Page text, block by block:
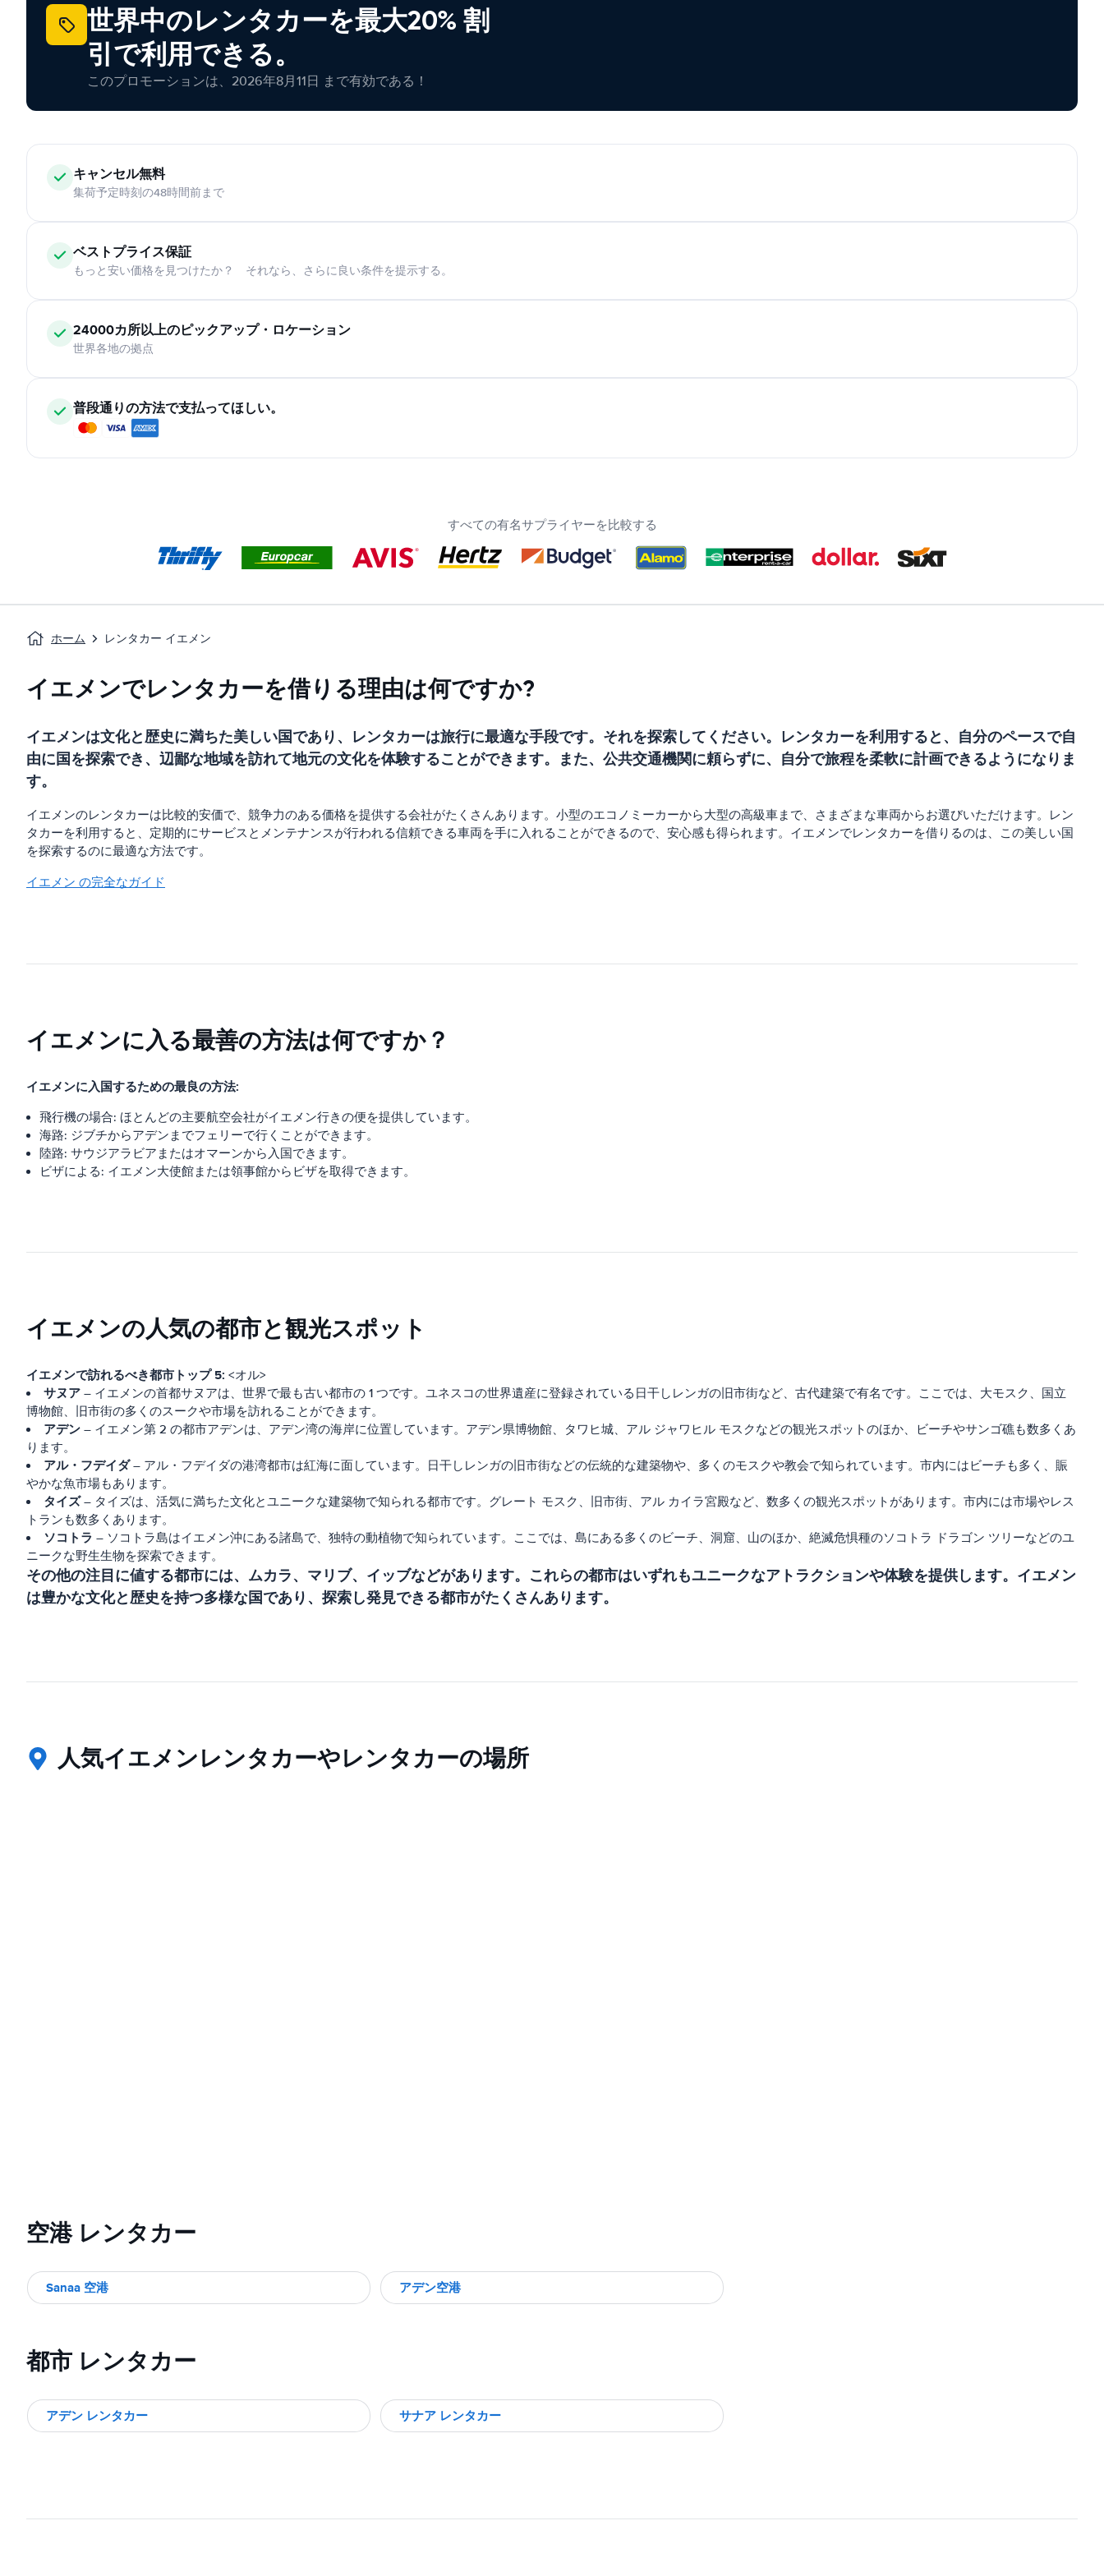
世界中のレンタカーを最大20% 割
引で利用できる。
このプロモーションは、2026年8月11日 まで有効である！
キャンセル無料
集荷予定時刻の48時間前まで
ベストプライス保証
もっと安い価格を見つけたか？ それなら、さらに良い条件を提示する。
24000カ所以上のピックアップ・ロケーション
世界各地の拠点
普段通りの方法で支払ってほしい。
すべての有名サプライヤーを比較する
ホーム レンタカー イエメン
イエメンでレンタカーを借りる理由は何ですか?
イエメンは文化と歴史に満ちた美しい国であり、レンタカーは旅行に最適な手段です。それを探索してください。レンタカーを利用すると、自分のペースで自
由に国を探索でき、辺鄙な地域を訪れて地元の文化を体験することができます。また、公共交通機関に頼らずに、自分で旅程を柔軟に計画できるようになりま
す。
イエメンのレンタカーは比較的安価で、競争力のある価格を提供する会社がたくさんあります。小型のエコノミーカーから大型の高級車まで、さまざまな車両からお選びいただけます。レン
タカーを利用すると、定期的にサービスとメンテナンスが行われる信頼できる車両を手に入れることができるので、安心感も得られます。イエメンでレンタカーを借りるのは、この美しい国
を探索するのに最適な方法です。
イエメン の完全なガイド
イエメンに入る最善の方法は何ですか？
イエメンに入国するための最良の方法:
飛行機の場合: ほとんどの主要航空会社がイエメン行きの便を提供しています。
海路: ジブチからアデンまでフェリーで行くことができます。
陸路: サウジアラビアまたはオマーンから入国できます。
ビザによる: イエメン大使館または領事館からビザを取得できます。
イエメンの人気の都市と観光スポット
イエメンで訪れるべき都市トップ 5: <オル>
サヌア – イエメンの首都サヌアは、世界で最も古い都市の 1 つです。ユネスコの世界遺産に登録されている日干しレンガの旧市街など、古代建築で有名です。ここでは、大モスク、国立
博物館、旧市街の多くのスークや市場を訪れることができます。
アデン – イエメン第 2 の都市アデンは、アデン湾の海岸に位置しています。アデン県博物館、タワヒ城、アル ジャワヒル モスクなどの観光スポットのほか、ビーチやサンゴ礁も数多くあ
ります。
アル・フデイダ– アル・フデイダの港湾都市は紅海に面しています。日干しレンガの旧市街などの伝統的な建築物や、多くのモスクや教会で知られています。市内にはビーチも多く、賑
やかな魚市場もあります。
タイズ– タイズは、活気に満ちた文化とユニークな建築物で知られる都市です。グレート モスク、旧市街、アル カイラ宮殿など、数多くの観光スポットがあります。市内には市場やレス
トランも数多くあります。
ソコトラ – ソコトラ島はイエメン沖にある諸島で、独特の動植物で知られています。ここでは、島にある多くのビーチ、洞窟、山のほか、絶滅危惧種のソコトラ ドラゴン ツリーなどのユ
ニークな野生生物を探索できます。
その他の注目に値する都市には、ムカラ、マリブ、イッブなどがあります。これらの都市はいずれもユニークなアトラクションや体験を提供します。イエメン
は豊かな文化と歴史を持つ多様な国であり、探索し発見できる都市がたくさんあります。
人気イエメンレンタカーやレンタカーの場所
空港 レンタカー
Sanaa 空港 アデン空港
都市 レンタカー
アデン レンタカー サナア レンタカー